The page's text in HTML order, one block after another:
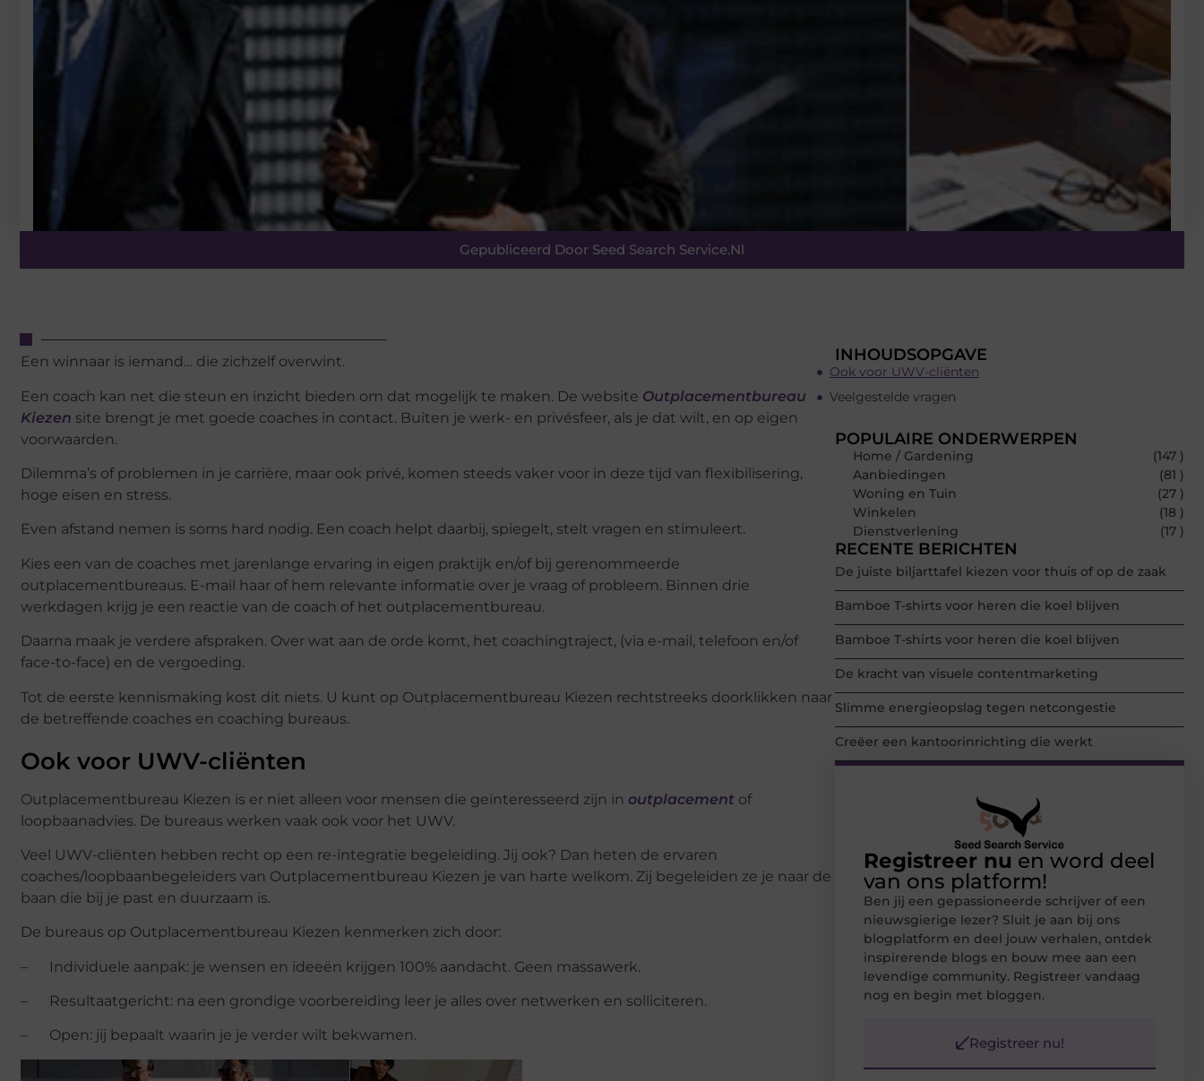
Gepubliceerd Door Seed Search Service.nl
Een winnaar is iemand… die zichzelf overwint.
Een coach kan net die steun en inzicht bieden om dat mogelijk te maken. De website Outplacementbureau
Kiezen site brengt je met goede coaches in contact. Buiten je werk- en privésfeer, als je dat wilt, en op eigen
voorwaarden.
Dilemma’s of problemen in je carrière, maar ook privé, komen steeds vaker voor in deze tijd van flexibilisering,
hoge eisen en stress.
Even afstand nemen is soms hard nodig. Een coach helpt daarbij, spiegelt, stelt vragen en stimuleert.
Kies een van de coaches met jarenlange ervaring in eigen praktijk en/of bij gerenommeerde
outplacementbureaus. E-mail haar of hem relevante informatie over je vraag of probleem. Binnen drie
werkdagen krijg je een reactie van de coach of het outplacementbureau.
Daarna maak je verdere afspraken. Over wat aan de orde komt, het coachingtraject, (via e-mail, telefoon en/of
face-to-face) en de vergoeding.
Tot de eerste kennismaking kost dit niets. U kunt op Outplacementbureau Kiezen rechtstreeks doorklikken naar
de betreffende coaches en coaching bureaus.
Ook voor UWV-cliënten
Outplacementbureau Kiezen is er niet alleen voor mensen die geïnteresseerd zijn in outplacement of
loopbaanadvies. De bureaus werken vaak ook voor het UWV.
Veel UWV-cliënten hebben recht op een re-integratie begeleiding. Jij ook? Dan heten de ervaren
coaches/loopbaanbegeleiders van Outplacementbureau Kiezen je van harte welkom. Zij begeleiden ze je naar de
baan die bij je past en duurzaam is.
De bureaus op Outplacementbureau Kiezen kenmerken zich door:
– Individuele aanpak: je wensen en ideeën krijgen 100% aandacht. Geen massawerk.
– Resultaatgericht: na een grondige voorbereiding leer je alles over netwerken en solliciteren.
– Open: jij bepaalt waarin je je verder wilt bekwamen.
INHOUDSOPGAVE
Ook voor UWV-cliënten
Veelgestelde vragen
POPULAIRE ONDERWERPEN
Home / Gardening
(147 )
Aanbiedingen
(81 )
Woning en Tuin
(27 )
Winkelen
(18 )
Dienstverlening
(17 )
RECENTE BERICHTEN
De juiste biljarttafel kiezen voor thuis of op de zaak
Bamboe T-shirts voor heren die koel blijven
Bamboe T-shirts voor heren die koel blijven
De kracht van visuele contentmarketing
Slimme energieopslag tegen netcongestie
Creëer een kantoorinrichting die werkt
Registreer nu en word deel
van ons platform!
Ben jij een gepassioneerde schrijver of een
nieuwsgierige lezer? Sluit je aan bij ons
blogplatform en deel jouw verhalen, ontdek
inspirerende blogs en bouw mee aan een
levendige community. Registreer vandaag
nog en begin met bloggen.
Registreer nu!